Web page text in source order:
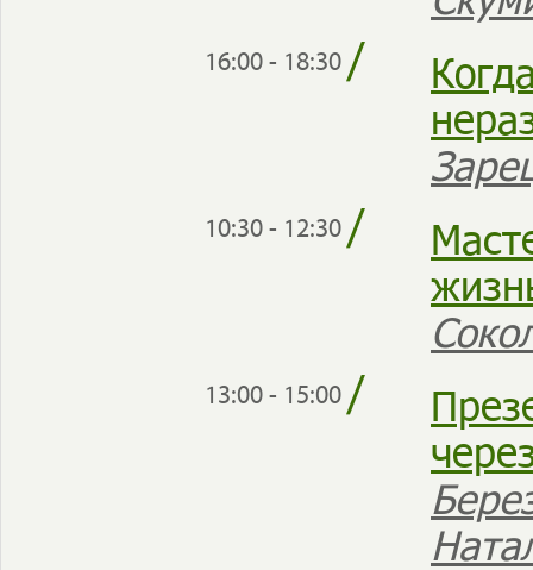
16:00 - 18:30/
10:30 - 12:30/
13:00 - 15:00/